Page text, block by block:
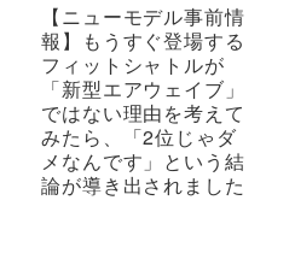
【ニューモデル事前情
報】もうすぐ登場する
フィットシャトルが
「新型エアウェイブ」
ではない理由を考えて
みたら、「2位じゃダ
メなんです」という結
論が導き出されました